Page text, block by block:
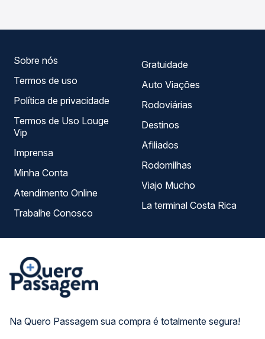
Na Quero Passagem sua compra é totalmente segura!
Sobre nós
Termos de uso
Política de privacidade
Termos de Uso Louge
Vip
Imprensa
Minha Conta
Atendimento Online
Trabalhe Conosco
Gratuidade
Auto Viações
Rodoviárias
Destinos
Afiliados
Rodomilhas
Viajo Mucho
La terminal Costa Rica